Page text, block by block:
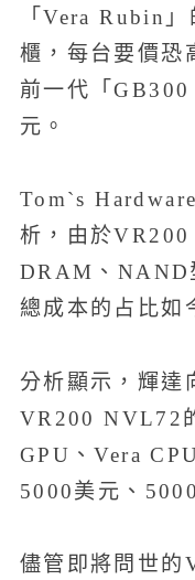
「Vera Rubin
櫃，每台要價恐
前一代「
元。
Tom`s
析，由於
DRAM、NAND
總成本的占比如
分析顯示，輝達
VR200 NVL72
GPU、Vera
5000美元、
儘管即將問世